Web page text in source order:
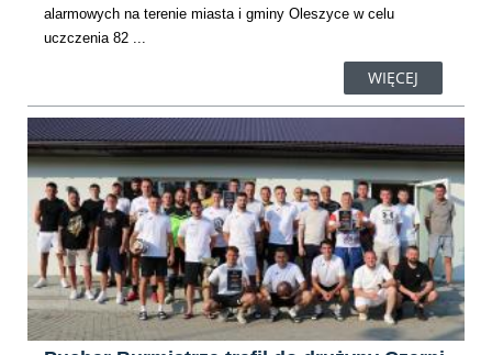
alarmowych na terenie miasta i gminy Oleszyce w celu
uczczenia 82 ...
WIĘCEJ